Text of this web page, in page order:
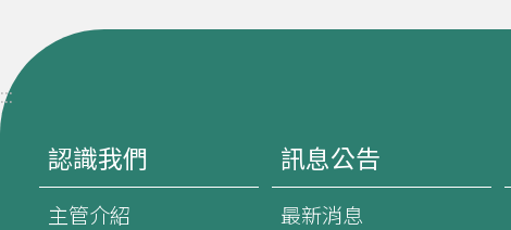
:::
認識我們
主管介紹
訊息公告
最新消息